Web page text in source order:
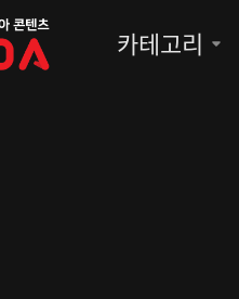
카테고리